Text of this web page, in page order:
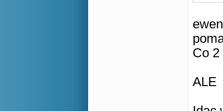
Co
ALE